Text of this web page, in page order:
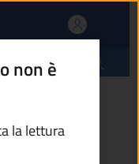
non è
la lettura